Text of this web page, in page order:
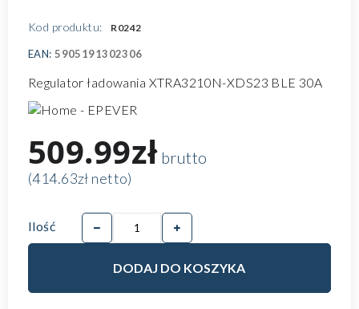
Kod produktu: R0242
EAN: 5905191302306
Regulator ładowania XTRA3210N-XDS23 BLE 30A
509.99złbrutto
(414.63zł netto)
Ilość
DODAJ DO KOSZYKA